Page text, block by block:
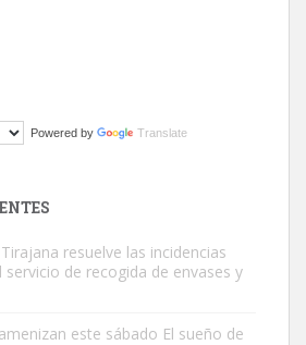
en la calle hace menos de un mes,
Powered by Translate
resuelve las incidencias
de recogida de envases y
este sábado El sueño de